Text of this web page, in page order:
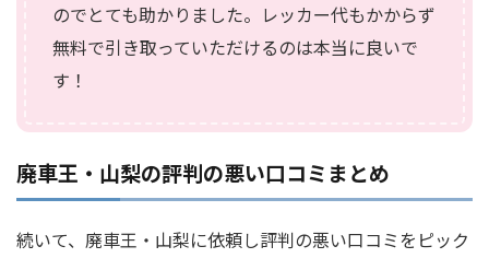
のでとても助かりました。レッカー代もかからず
無料で引き取っていただけるのは本当に良いで
す！
廃車王・山梨の評判の悪い口コミまとめ
続いて、廃車王・山梨に依頼し評判の悪い口コミをピック